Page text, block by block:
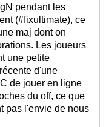
pendant les
(#fixultimate), ce
maj dont on
Les joueurs
une petite
d'une
de jouer en ligne
du off, ce que
pas l'envie de nous